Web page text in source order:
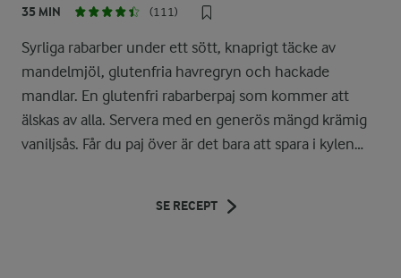
35 MIN (111)
Syrliga rabarber under ett sött, knaprigt täcke av
mandelmjöl, glutenfria havregryn och hackade
mandlar. En glutenfri rabarberpaj som kommer att
älskas av alla. Servera med en generös mängd krämig
vaniljsås. Får du paj över är det bara att spara i kylen
SE RECEPT